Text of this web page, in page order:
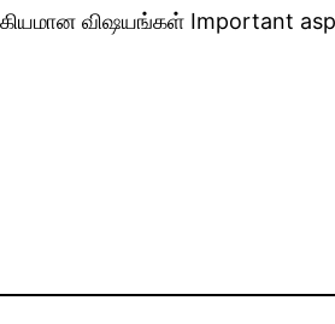
விஷயங்கள் Important